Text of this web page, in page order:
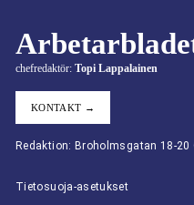
chefredaktör: Topi Lappalainen
KONTAKT →
Redaktion: Broholmsgatan 18-20
Tietosuoja-asetukset